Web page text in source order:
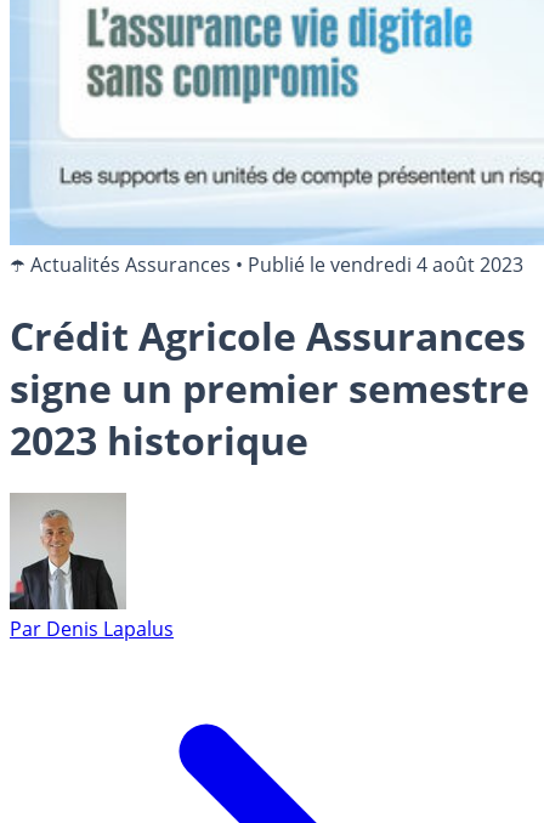
☂️ Actualités Assurances • Publié levendredi 4 août 2023
Crédit Agricole Assurances
signe un premier semestre
2023 historique
Par Denis Lapalus